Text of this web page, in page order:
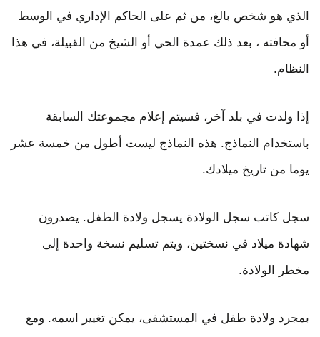
الذي هو شخص بالغ، من ثم على الحاكم الإداري في الوسط
أو محافته ، بعد ذلك عمدة الحي أو الشيخ من القبيلة، في هذا
النظام.
إذا ولدت في بلد آخر، فسيتم إعلام مجموعتك السابقة
باستخدام النماذج. هذه النماذج ليست أطول من خمسة عشر
يوما من تاريخ ميلادك.
سجل كاتب سجل الولادة يسجل ولادة الطفل. يصدرون
شهادة ميلاد في نسختين، ويتم تسليم نسخة واحدة إلى
مخطر الولادة.
بمجرد ولادة طفل في المستشفى، يمكن تغيير اسمه. ومع